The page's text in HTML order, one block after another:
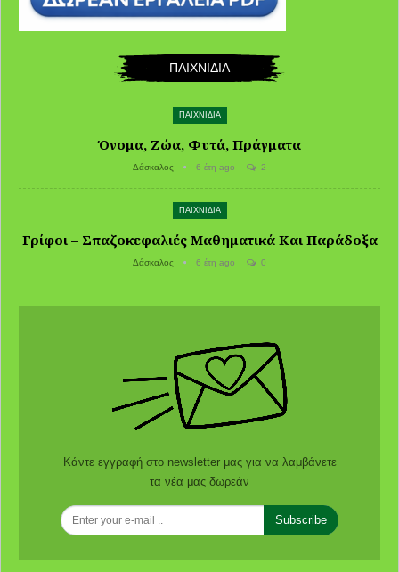
ΠΑΙΧΝΙΔΙΑ
ΠΑΙΧΝΙΔΙΑ
Όνομα, Ζώα, Φυτά, Πράγματα
Δάσκαλος 6 έτη ago 2
ΠΑΙΧΝΙΔΙΑ
Γρίφοι – Σπαζοκεφαλιές Μαθηματικά Και Παράδοξα
Δάσκαλος 6 έτη ago 0
Κάντε εγγραφή στο newsletter μας για να λαμβάνετε
τα νέα μας δωρεάν
Subscribe